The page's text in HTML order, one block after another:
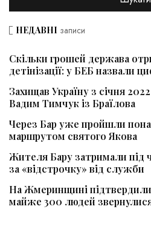
НЕДАВНІ записи
Скільки грошей держава
детінізації: у БЕБ назвали
Захищав Україну з січня
Вадим Тимчук із Браїлова
Через Бар уже пройшли
маршрутом святого Якова
Жителя Бару затримали під
за «відстрочку» від служби
На Жмеринщині підтвердили
майже 300 людей